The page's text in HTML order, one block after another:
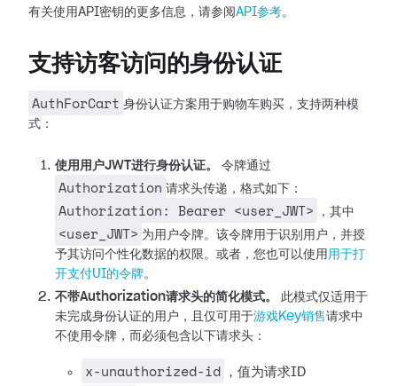
有关使用API密钥的更多信息，请参阅 API参考。
支持访客访问的身份认证
AuthForCart 身份认证方案用于购物车购买，支持两种模
式：
使用用户JWT进行身份认证。 令牌通过
Authorization 请求头传递，格式如下：
Authorization: Bearer <user_JWT> ，其中
<user_JWT> 为用户令牌。该令牌用于识别用户，并授
予其访问个性化数据的权限。或者，您也可以使用 用于打
开支付UI的令牌。
不带Authorization请求头的简化模式。
此模式仅适用于
未完成身份认证的用户，且仅可用于游戏Key销售请求中
不使用令牌，而必须包含以下请求头：
x-unauthorized-id ，值为请求ID